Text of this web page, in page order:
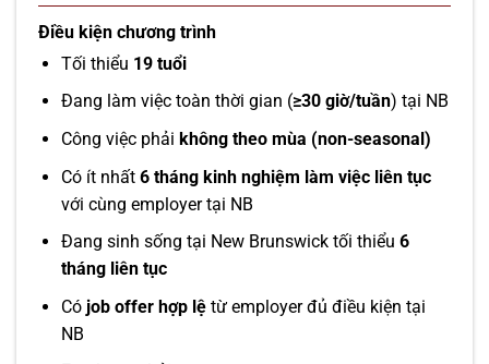
Điều kiện chương trình
Tối thiểu 19 tuổi
Đang làm việc toàn thời gian (≥30 giờ/tuần) tại NB
Công việc phải không theo mùa (non-seasonal)
Có ít nhất 6 tháng kinh nghiệm làm việc liên tục
với cùng employer tại NB
Đang sinh sống tại New Brunswick tối thiểu 6
tháng liên tục
Có job offer hợp lệtừ employer đủ điều kiện tại
NB